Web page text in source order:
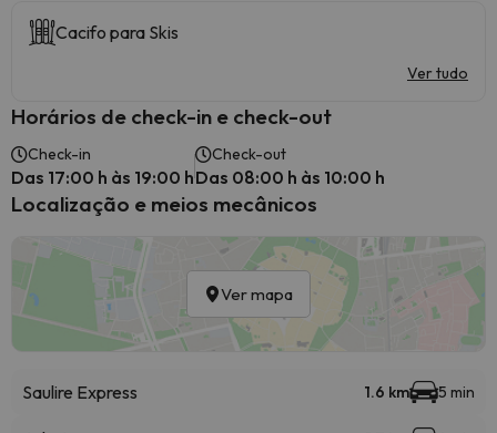
Cacifo para Skis
Ver tudo
Horários de check-in e check-out
Check-in
Das 17:00 h às 19:00 h
Check-out
Das 08:00 h às 10:00 h
Localização e meios mecânicos
Ver mapa
Saulire Express 1.6 km 5 min